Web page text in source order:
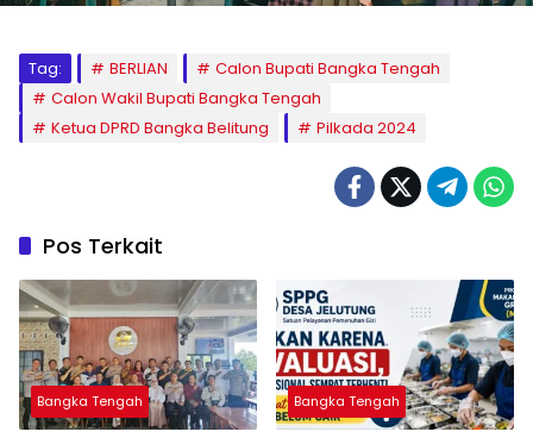
Tag: BERLIAN
Calon Bupati Bangka Tengah
Calon Wakil Bupati Bangka Tengah
Ketua DPRD Bangka Belitung
Pilkada 2024
Pos Terkait
Bangka Tengah Bangka Tengah